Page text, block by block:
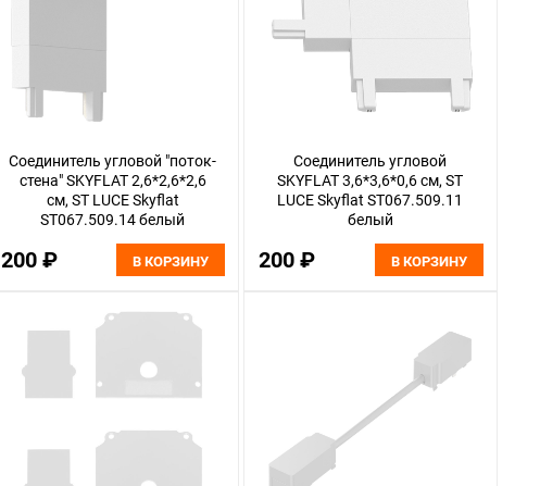
Соединитель угловой "поток-
стена" SKYFLAT 2,6*2,6*2,6
см, ST LUCE Skyflat
ST067.509.14 белый
200 ₽ В КОРЗИНУ
Соединитель угловой
SKYFLAT 3,6*3,6*0,6 см, ST
LUCE Skyflat ST067.509.11
белый
200 ₽ В КОРЗИНУ